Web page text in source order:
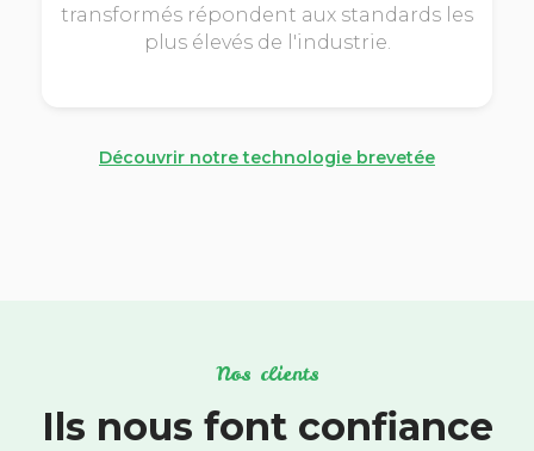
transformés répondent aux standards les
plus élevés de l'industrie.
Découvrir notre technologie brevetée
Nos clients
Ils nous font confiance